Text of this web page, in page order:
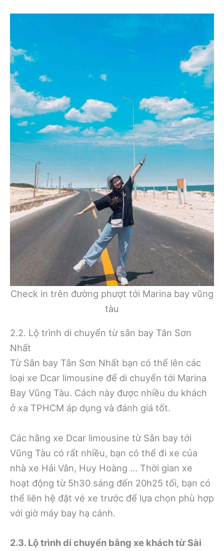
Check in trên đường phượt tới Marina bay vũng
tàu
2.2. Lộ trình di chuyển từ sân bay Tân Sơn
Nhất
Từ Sân bay Tân Sơn Nhất bạn có thể lên các
loại xe Dcar limousine để di chuyển tới Marina
Bay Vũng Tàu. Cách này được nhiều du khách
ở xa TPHCM áp dụng và đánh giá tốt.
Các hãng xe Dcar limousine từ Sân bay tới
Vũng Tàu có rất nhiều, bạn có thể đi xe của
nhà xe Hải Vân, Huy Hoàng … Thời gian xe
hoạt động từ 5h30 sáng đến 20h25 tối, bạn có
thể liên hệ đặt vé xe trước để lựa chọn phù hợp
với giờ máy bay hạ cánh.
2.3. Lộ trình di chuyển bằng xe khách từ Sài